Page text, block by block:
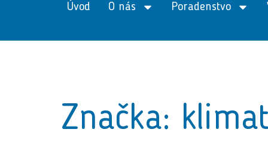
Úvod O nás Poradenstvo
Značka: